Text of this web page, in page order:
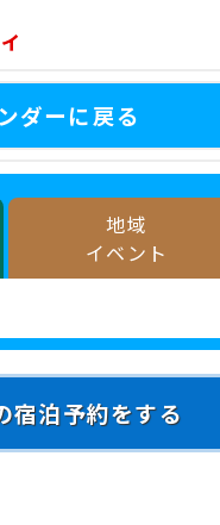
ダーに戻る
地域
イベント
宿泊予約をする